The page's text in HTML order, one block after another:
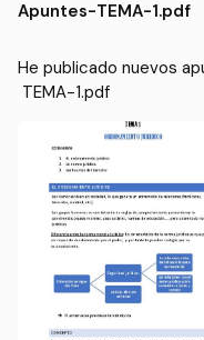
Apuntes-TEMA-1.pdf
He publicado nuevos
TEMA-1.pdf